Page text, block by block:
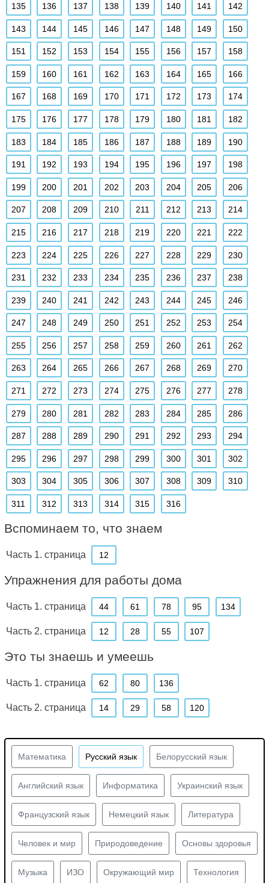
135 136 137 138 139 140 141 142
143 144 145 146 147 148 149 150
151 152 153 154 155 156 157 158
159 160 161 162 163 164 165 166
167 168 169 170 171 172 173 174
175 176 177 178 179 180 181 182
183 184 185 186 187 188 189 190
191 192 193 194 195 196 197 198
199 200 201 202 203 204 205 206
207 208 209 210 211 212 213 214
215 216 217 218 219 220 221 222
223 224 225 226 227 228 229 230
231 232 233 234 235 236 237 238
239 240 241 242 243 244 245 246
247 248 249 250 251 252 253 254
255 256 257 258 259 260 261 262
263 264 265 266 267 268 269 270
271 272 273 274 275 276 277 278
279 280 281 282 283 284 285 286
287 288 289 290 291 292 293 294
295 296 297 298 299 300 301 302
303 304 305 306 307 308 309 310
311 312 313 314 315 316
Вспоминаем то, что знаем
Часть 1. страница 12
Упражнения для работы дома
Часть 1. страница 44 61 78 95 134
Часть 2. страница 12 28 55 107
Это ты знаешь и умеешь
Часть 1. страница 62 80 136
Часть 2. страница 14 29 58 120
Математика Русский язык Белорусский язык
Английский язык Информатика Украинский язык
Французский язык Немецкий язык Литература
Человек и мир Природоведение Основы здоровья
Музыка ИЗО Окружающий мир Технология